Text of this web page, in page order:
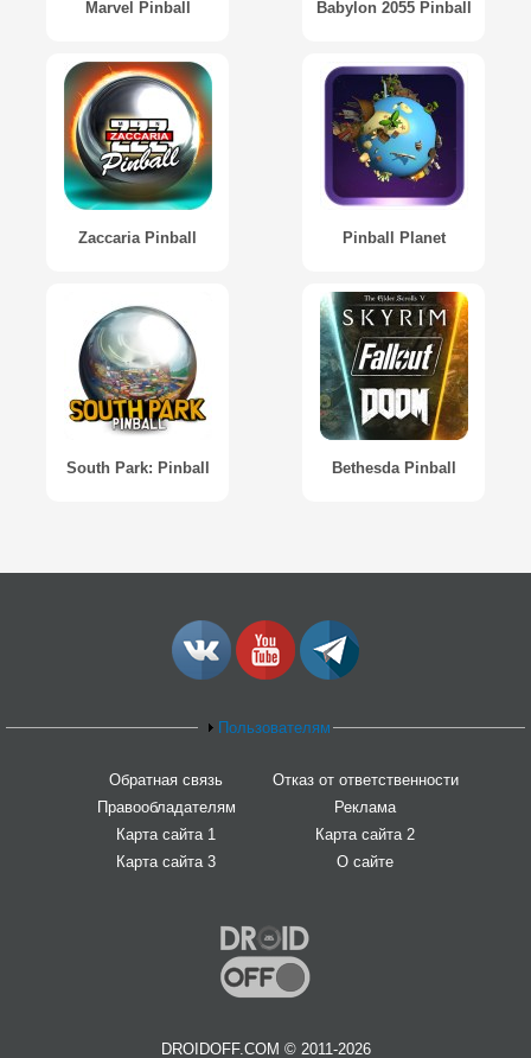
Marvel Pinball Babylon 2055 Pinball
Zaccaria Pinball Pinball Planet
South Park: Pinball Bethesda Pinball
Пользователям
Обратная связь
Отказ от ответственности
Правообладателям
Реклама
Карта сайта 1
Карта сайта 2
Карта сайта 3
О сайте
DROIDOFF.COM © 2011-2026